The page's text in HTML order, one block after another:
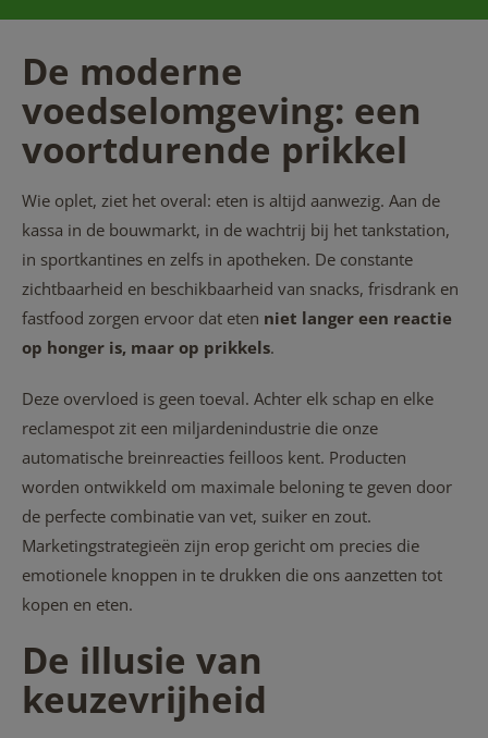
De moderne
voedselomgeving: een
voortdurende prikkel
Wie oplet, ziet het overal: eten is altijd aanwezig. Aan de
kassa in de bouwmarkt, in de wachtrij bij het tankstation,
in sportkantines en zelfs in apotheken. De constante
zichtbaarheid en beschikbaarheid van snacks, frisdrank en
fastfood zorgen ervoor dat eten niet langer een reactie
op honger is, maar op prikkels.
Deze overvloed is geen toeval. Achter elk schap en elke
reclamespot zit een miljardenindustrie die onze
automatische breinreacties feilloos kent. Producten
worden ontwikkeld om maximale beloning te geven door
de perfecte combinatie van vet, suiker en zout.
Marketingstrategieën zijn erop gericht om precies die
emotionele knoppen in te drukken die ons aanzetten tot
kopen en eten.
De illusie van
keuzevrijheid